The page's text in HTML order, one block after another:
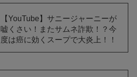
【YouTube】サニージャーニーが
嘘くさい！またサムネ詐欺！？今
度は癌に効くスープで大炎上！！